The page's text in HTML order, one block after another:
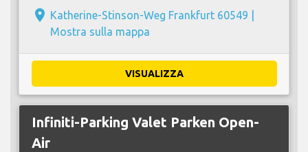
place Katherine-Stinson-Weg Frankfurt 60549 |
Mostra sulla mappa
VISUALIZZA
Infiniti-Parking Valet Parken Open-
Air